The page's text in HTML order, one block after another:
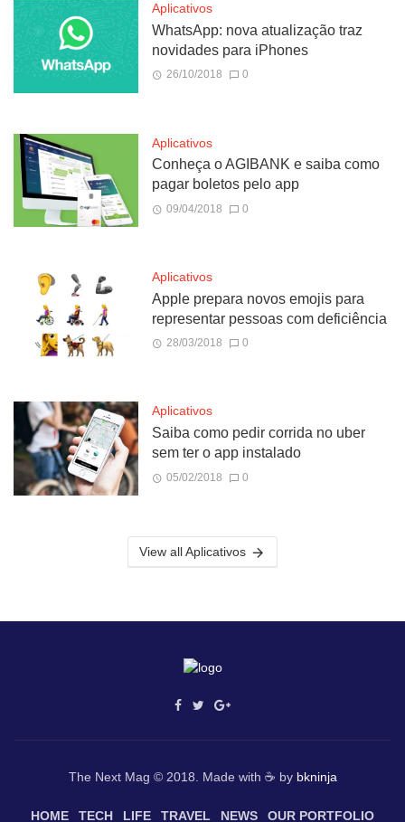
Aplicativos
WhatsApp: nova atualização traz
novidades para iPhones
26/10/2018 0
Aplicativos
Conheça o AGIBANK e saiba como
pagar boletos pelo app
09/04/2018 0
Aplicativos
Apple prepara novos emojis para
representar pessoas com deficiência
28/03/2018 0
Aplicativos
Saiba como pedir corrida no uber
sem ter o app instalado
05/02/2018 0
View all Aplicativos
The Next Mag © 2018. Made with ☕ by bkninja
HOME TECH LIFE TRAVEL NEWS OUR PORTFOLIO